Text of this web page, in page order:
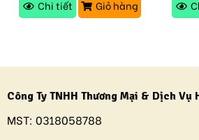
Chi tiết
Giỏ hàng
Công Ty TNHH Thương Mại & Dịch Vụ
MST: 0318058788